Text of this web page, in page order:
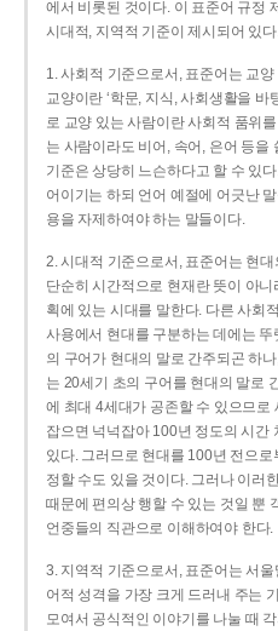
에서 비롯된 것이다. 이 표준어 규정
시대적, 지역적 기준이 제시되어 있
1. 사회적 기준으로서, 표준어는 교
교양이란 ‘학문, 지식, 사회생활을 바
로 교양 있는 사람이란 사회적 품위
는 사람이라도 비어, 속어, 은어 등을
기준은 상당히 느슨하다고 할 수 있
어이기는 하되 언어 예절에 어긋난
용을 자제하여야 하는 말들이다.
2. 시대적 기준으로서, 표준어는 현대
단순히 시간적으로 현재란 뜻이 아
획에 있는 시대를 말한다. 다른 사회
사용에서 현대를 구분하는 데에는
의 구어가 현대의 말로 간주되곤 하
는 20세기 초의 구어를 현대의 말로
에 최대 4세대가 공존할 수 있으므로
잡으면 넉넉잡아 100년 정도의 시간
있다. 그러므로 현대를 100년 전으
정할 수도 있을 것이다. 그러나 이러
때문에 편의상 행할 수 있는 것일 뿐
언중들의 직관으로 이해하여야 한다.
3. 지역적 기준으로서, 표준어는 서
어적 성격을 가장 크게 드러내 주는
모여서 공식적인 이야기를 나눌 때